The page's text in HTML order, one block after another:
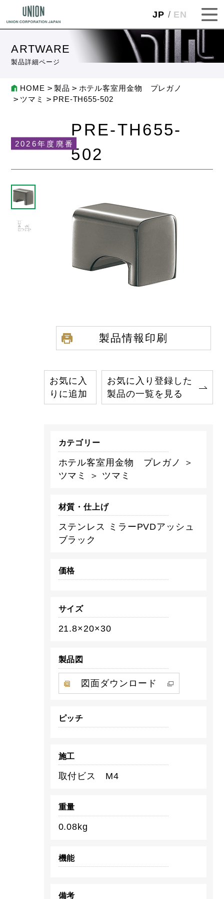
JP EN
ARTWARE
製品詳細ページ
HOME 製品
ホテル客室用金物 プレガノ
ツマミ
PRE-TH655-502
PRE-TH655-
502
2026年度廃番
製品情報印刷
お気に入
りに追加
お気に入り登録した
製品の一覧を見る
カテゴリー
ホテル客室用金物 プレガノ ＞
ツマミ ＞ ツマミ
材質・仕上げ
ステンレス ミラーPVDアッシュ
ブラック
価格
サイズ
21.8×20×30
製品図
図面ダウンロード
ピッチ
施工
取付ビス M4
重量
0.08kg
機能
備考